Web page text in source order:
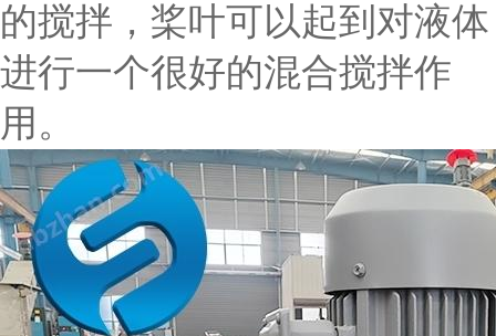
的搅拌，桨叶可以起到对液体
进行一个很好的混合搅拌作
用。